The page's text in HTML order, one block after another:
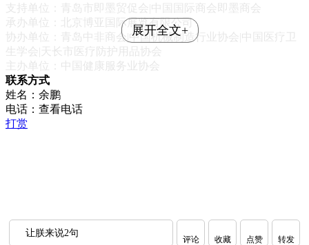
支持单位：青岛市即墨贸促会|中国国际商会即墨商会
承办单位：北京博亚国际展览有限公司
协办单位：青岛中非商会|中国机械制造行业协会|中国医疗卫
生学会|天长市医疗防护用品协会
主办单位：中国健康服务业协会
展开全文+
联系方式
姓名：余鹏
电话： 查看电话
打赏
让朕来说2句
评论 收藏 点赞 转发